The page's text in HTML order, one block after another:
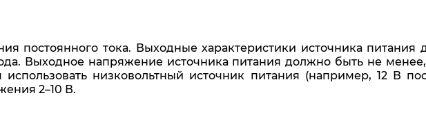
постоянного тока. Выходные характеристики источника
Выходное напряжение источника питания должно быть не
низковольтный источник питания (например, 12 В
2–10 В.